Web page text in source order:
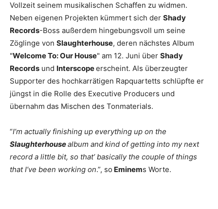
Vollzeit seinem musikalischen Schaffen zu widmen.
Neben eigenen Projekten kümmert sich der Shady
Records-Boss außerdem hingebungsvoll um seine
Zöglinge von Slaughterhouse, deren nächstes Album
"Welcome To: Our House" am 12. Juni über Shady
Records und Interscopeerscheint. Als überzeugter
Supporter des hochkarrätigen Rapquartetts schlüpfte er
jüngst in die Rolle des Executive Producers und
übernahm das Mischen des Tonmaterials.
“I’m actually finishing up everything up on the
Slaughterhousealbum and kind of getting into my next
record a little bit, so that’ basically the couple of things
that I’ve been working on.”, so Eminems Worte.